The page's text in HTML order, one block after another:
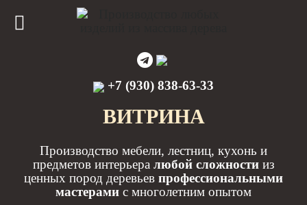
+7 (930) 838-63-33
ВИТРИНА
Производство мебели, лестниц, кухонь и
предметов интерьера любой сложностииз
ценных пород деревьев профессиональными
мастерами с многолетним опытом